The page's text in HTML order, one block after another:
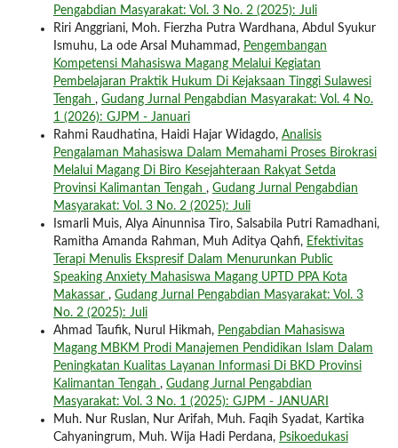
Pengabdian Masyarakat: Vol. 3 No. 2 (2025): Juli
Riri Anggriani, Moh. Fierzha Putra Wardhana, Abdul Syukur
Ismuhu, La ode Arsal Muhammad, Pengembangan
Kompetensi Mahasiswa Magang Melalui Kegiatan
Pembelajaran Praktik Hukum Di Kejaksaan Tinggi Sulawesi
Tengah , Gudang Jurnal Pengabdian Masyarakat: Vol. 4 No.
1 (2026): GJPM - Januari
Rahmi Raudhatina, Haidi Hajar Widagdo, Analisis
Pengalaman Mahasiswa Dalam Memahami Proses Birokrasi
Melalui Magang Di Biro Kesejahteraan Rakyat Setda
Provinsi Kalimantan Tengah , Gudang Jurnal Pengabdian
Masyarakat: Vol. 3 No. 2 (2025): Juli
Ismarli Muis, Alya Ainunnisa Tiro, Salsabila Putri Ramadhani,
Ramitha Amanda Rahman, Muh Aditya Qahfi, Efektivitas
Terapi Menulis Ekspresif Dalam Menurunkan Public
Speaking Anxiety Mahasiswa Magang UPTD PPA Kota
Makassar , Gudang Jurnal Pengabdian Masyarakat: Vol. 3
No. 2 (2025): Juli
Ahmad Taufik, Nurul Hikmah, Pengabdian Mahasiswa
Magang MBKM Prodi Manajemen Pendidikan Islam Dalam
Peningkatan Kualitas Layanan Informasi Di BKD Provinsi
Kalimantan Tengah , Gudang Jurnal Pengabdian
Masyarakat: Vol. 3 No. 1 (2025): GJPM - JANUARI
Muh. Nur Ruslan, Nur Arifah, Muh. Faqih Syadat, Kartika
Cahyaningrum, Muh. Wija Hadi Perdana, Psikoedukasi